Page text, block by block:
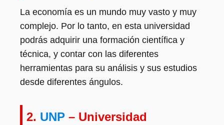
La economía es un mundo muy vasto y muy
complejo. Por lo tanto, en esta universidad
podrás adquirir una formación científica y
técnica, y contar con las diferentes
herramientas para su análisis y sus estudios
desde diferentes ángulos.
2. UNP – Universidad